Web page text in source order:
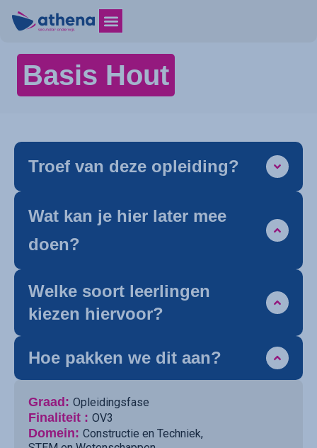
Basis Hout
Troef van deze opleiding?
Wat kan je hier later mee
doen?
Welke soort leerlingen
kiezen hiervoor?
Hoe pakken we dit aan?
Graad: Opleidingsfase
Finaliteit : OV3
Domein: Constructie en Techniek,